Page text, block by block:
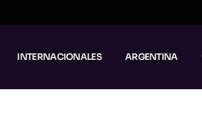
INTERNACIONALES ARGENTINA